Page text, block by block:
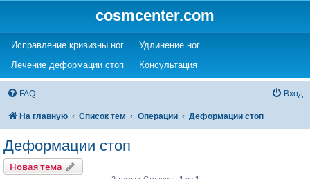
cosmcenter.com
Исправление кривизны ног(Opens a new tab)
Удлинение ног(Opens a new tab)
Лечение деформации стоп(Opens a new tab)
Консультация(Opens a new tab)
FAQ Вход
На главную Список тем Операции Деформации стоп
Деформации стоп
Новая тема